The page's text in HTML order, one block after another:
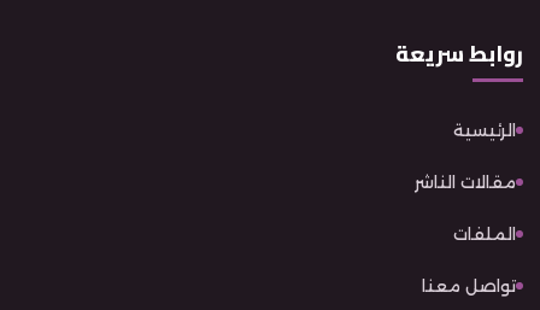
روابط سريعة
الرئيسية
مقالات الناشر
الملفات
تواصل معنا